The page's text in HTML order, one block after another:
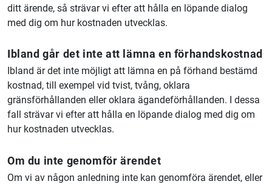
ditt ärende, så strävar vi efter att hålla en löpande dialog
med dig om hur kostnaden utvecklas.
Ibland går det inte att lämna en förhandskostnad
Ibland är det inte möjligt att lämna en på förhand bestämd
kostnad, till exempel vid tvist, tvång, oklara
gränsförhållanden eller oklara ägandeförhållanden. I dessa
fall strävar vi efter att hålla en löpande dialog med dig om
hur kostnaden utvecklas.
Om du inte genomför ärendet
Om vi av någon anledning inte kan genomföra ärendet, eller